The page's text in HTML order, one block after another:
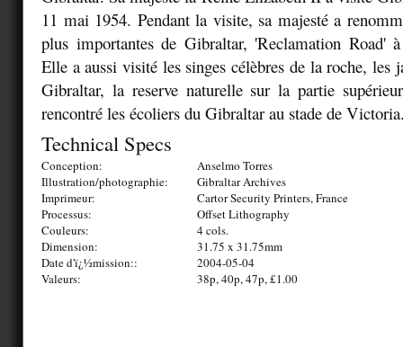
11 mai 1954. Pendant la visite, sa majesté a
plus importantes de Gibraltar, 'Reclamation Road'
Elle a aussi visité les singes célèbres de la roche, les
Gibraltar, la reserve naturelle sur la partie
rencontré les écoliers du Gibraltar au stade de
Technical Specs
Conception:
Anselmo Torres
Illustration/photographie:
Gibraltar Archives
Imprimeur:
Cartor Security Printers, France
Processus:
Offset Lithography
Couleurs:
4 cols.
Dimension:
31.75 x 31.75mm
Date d'ï¿½mission::
2004-05-04
Valeurs:
38p, 40p, 47p, £1.00